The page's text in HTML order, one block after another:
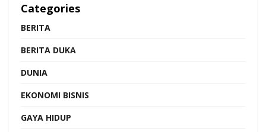
Categories
BERITA
BERITA DUKA
DUNIA
EKONOMI BISNIS
GAYA HIDUP